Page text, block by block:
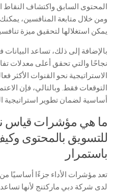
المحتوى السابق واكتشاف
ومن خلال متابعة المنافسين،
يمكن استغلالها لتحقيق ميزة
بالإضافة إلى ذلك، تساعد البيانات
نجاحًا والتي تحقق أعلى معدلات
الاستراتيجية نحو القنوات الأكثر
التوقعات فقط. وبالتالي، فإن
أساسية لضمان تطوير
ما هي مؤشرات قياس
للتسويق بالمحتوى
باستمرار
تعد مؤشرات الأداء جزءًا أساسيًا
لدى شركة دبي ماركتنج لأنها